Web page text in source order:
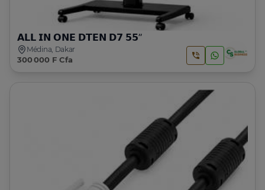
𝗔𝗟𝗟 𝗜𝗡 𝗢𝗡𝗘 𝗗𝗧𝗘𝗡 𝗗𝟳 𝟱𝟱’’
Médina, Dakar
300 000 F Cfa